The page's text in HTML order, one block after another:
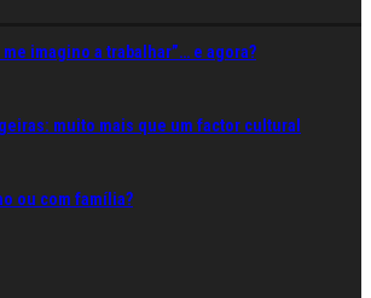
me imagino a trabalhar”… e agora?
muito mais que um factor cultural
ou com família?